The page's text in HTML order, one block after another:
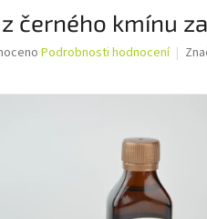
černého kmínu
Podrobnosti hodnocení